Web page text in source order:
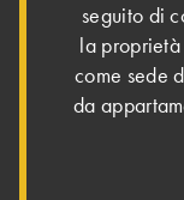
seguito di
la
come sede
da